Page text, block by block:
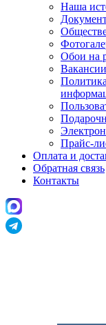
Наша
Обои на
Вакансии
Прайс-
Оплата и
Обратная связь
Контакты